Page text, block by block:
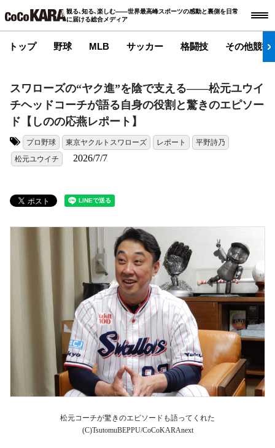
観る､知る､楽しむ――世界最高峰スポーツの感動と裏側を日常
に届ける総合メディア
トップ 野球 MLB サッカー 格闘技 その他競技
スワローズの“ヤク進”を陰で支える――松元ユウイ
チヘッドコーチが語る自身の役割と驚きのエピソー
ド【しのの応燕レポート】
プロ野球 東京ヤクルトスワローズ レポート
平野詩乃
松元ユウイチ
2026/7/7
松元コーチが驚きのエピソードも語ってくれた
(C)TsutomuBEPPU/CoCoKARAnext